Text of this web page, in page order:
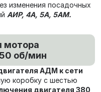
изменения посадочных
АИР, 4А, 5А, 5АМ.
мотора
об/мин
АДМ к сети
коробку с шестью
двигателя 380